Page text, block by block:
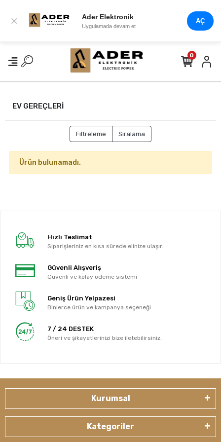
× Ader Elektronik
Uygulamada devam et
AÇ
0
EV GEREÇLERİ
Filtreleme Sıralama
Ürün bulunamadı.
Hızlı Teslimat
Siparişleriniz en kısa sürede elinize ulaşır.
Güvenli Alışveriş
Güvenli ve kolay ödeme sistemi
Geniş Ürün Yelpazesi
Binlerce ürün ve kampanya seçeneği
7 / 24 DESTEK
Öneri ve şikayetlerinizi bize iletebilirsiniz.
Kurumsal
Kategoriler